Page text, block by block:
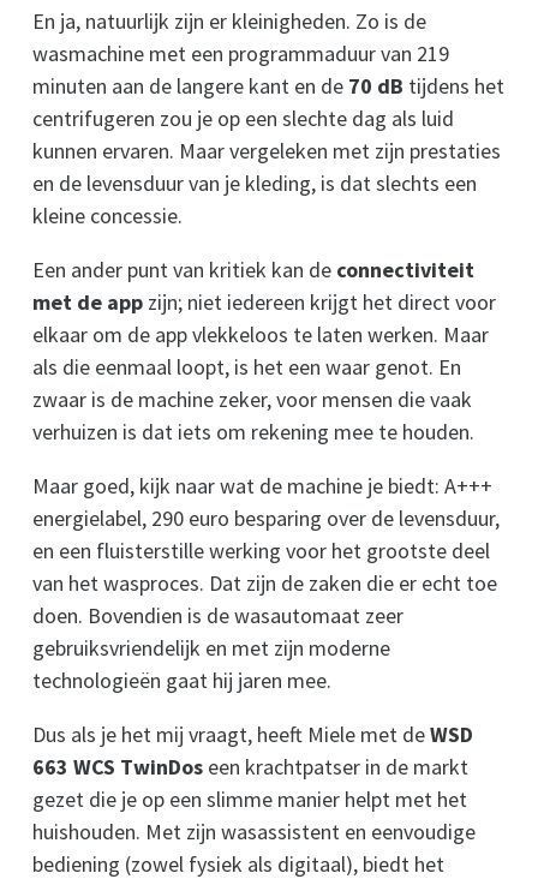
En ja, natuurlijk zijn er kleinigheden. Zo is de
wasmachine met een programmaduur van 219
minuten aan de langere kant en de 70 dB tijdens het
centrifugeren zou je op een slechte dag als luid
kunnen ervaren. Maar vergeleken met zijn prestaties
en de levensduur van je kleding, is dat slechts een
kleine concessie.
Een ander punt van kritiek kan de connectiviteit
met de app zijn; niet iedereen krijgt het direct voor
elkaar om de app vlekkeloos te laten werken. Maar
als die eenmaal loopt, is het een waar genot. En
zwaar is de machine zeker, voor mensen die vaak
verhuizen is dat iets om rekening mee te houden.
Maar goed, kijk naar wat de machine je biedt: A+++
energielabel, 290 euro besparing over de levensduur,
en een fluisterstille werking voor het grootste deel
van het wasproces. Dat zijn de zaken die er echt toe
doen. Bovendien is de wasautomaat zeer
gebruiksvriendelijk en met zijn moderne
technologieën gaat hij jaren mee.
Dus als je het mij vraagt, heeft Miele met deWSD
663 WCS TwinDos een krachtpatser in de markt
gezet die je op een slimme manier helpt met het
huishouden. Met zijn wasassistent en eenvoudige
bediening (zowel fysiek als digitaal), biedt het